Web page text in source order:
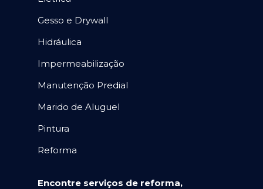
Gesso e Drywall
Hidráulica
Impermeabilização
Manutenção Predial
Marido de Aluguel
Pintura
Reforma
Encontre serviços de reforma,